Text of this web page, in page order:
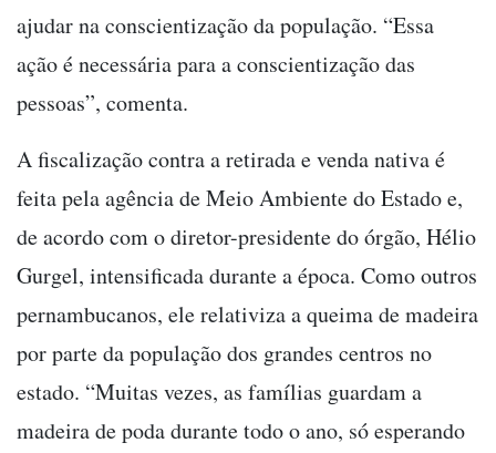
ajudar na conscientização da população. “Essa
ação é necessária para a conscientização das
pessoas”, comenta.
A fiscalização contra a retirada e venda nativa é
feita pela agência de Meio Ambiente do Estado e,
de acordo com o diretor-presidente do órgão, Hélio
Gurgel, intensificada durante a época. Como outros
pernambucanos, ele relativiza a queima de madeira
por parte da população dos grandes centros no
estado. “Muitas vezes, as famílias guardam a
madeira de poda durante todo o ano, só esperando